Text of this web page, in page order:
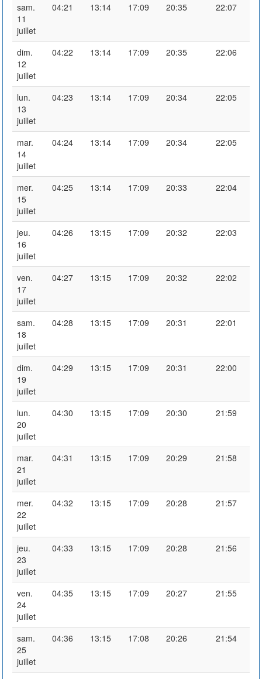
sam.
11
juillet
04:21 13:14 17:09 20:35 22:07
dim.
12
juillet
04:22 13:14 17:09 20:35 22:06
lun.
13
juillet
04:23 13:14 17:09 20:34 22:05
mar.
14
juillet
04:24 13:14 17:09 20:34 22:05
mer.
15
juillet
04:25 13:14 17:09 20:33 22:04
jeu.
16
juillet
04:26 13:15 17:09 20:32 22:03
ven.
17
juillet
04:27 13:15 17:09 20:32 22:02
sam.
18
juillet
04:28 13:15 17:09 20:31 22:01
dim.
19
juillet
04:29 13:15 17:09 20:31 22:00
lun.
20
juillet
04:30 13:15 17:09 20:30 21:59
mar.
21
juillet
04:31 13:15 17:09 20:29 21:58
mer.
22
juillet
04:32 13:15 17:09 20:28 21:57
jeu.
23
juillet
04:33 13:15 17:09 20:28 21:56
ven.
24
juillet
04:35 13:15 17:09 20:27 21:55
sam.
25
juillet
04:36 13:15 17:08 20:26 21:54